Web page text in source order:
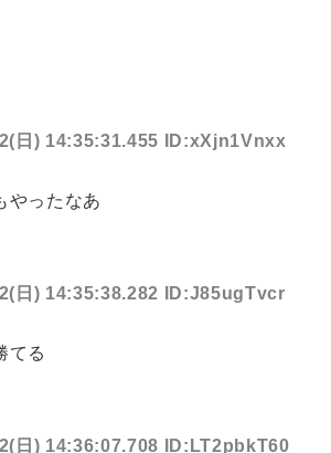
日) 14:35:31.455 ID:xXjn1Vnxx
やったなあ
日) 14:35:38.282 ID:J85ugTvcr
てる
日) 14:36:07.708 ID:LT2pbkT60